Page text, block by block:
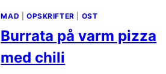
MAD OPSKRIFTER OST
Burrata på varm pizza
med chili